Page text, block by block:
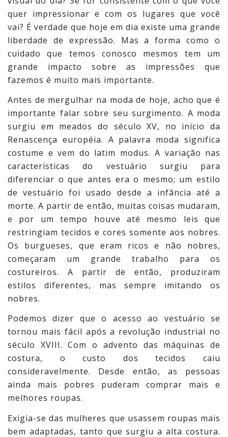
quer impressionar e com os lugares que você
vai? É verdade que hoje em dia existe uma grande
liberdade de expressão. Mas a forma como o
cuidado que temos conosco mesmos tem um
grande impacto sobre as impressões que
fazemos é muito mais importante.
Antes de mergulhar na moda de hoje, acho que é
importante falar sobre seu surgimento. A moda
surgiu em meados do século XV, no início da
Renascença européia. A palavra moda significa
costume e vem do latim modus. A variação nas
características do vestuário surgiu para
diferenciar o que antes era o mesmo; um estilo
de vestuário foi usado desde a infância até a
morte. A partir de então, muitas coisas mudaram,
e por um tempo houve até mesmo leis que
restringiam tecidos e cores somente aos nobres.
Os burgueses, que eram ricos e não nobres,
começaram um grande trabalho para os
costureiros. A partir de então, produziram
estilos diferentes, mas sempre imitando os
nobres.
Podemos dizer que o acesso ao vestuário se
tornou mais fácil após a revolução industrial no
século XVIII. Com o advento das máquinas de
costura, o custo dos tecidos caiu
consideravelmente. Desde então, as pessoas
ainda mais pobres puderam comprar mais e
melhores roupas.
Exigia-se das mulheres que usassem roupas mais
bem adaptadas, tanto que surgiu a alta costura.